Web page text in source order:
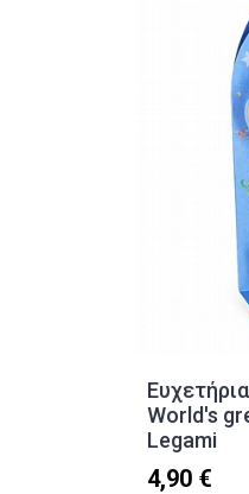
World's
Legami
4,90 €